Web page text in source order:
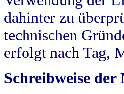
dahinter zu
technischen
erfolgt nach Tag,
Schreibweise der